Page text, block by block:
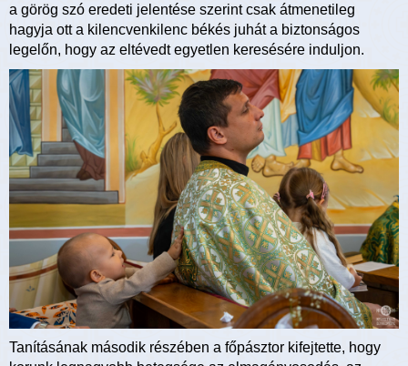
a görög szó eredeti jelentése szerint csak átmenetileg
hagyja ott a kilencvenkilenc békés juhát a biztonságos
legelőn, hogy az eltévedt egyetlen keresésére induljon.
Tanításának második részében a főpásztor kifejtette, hogy